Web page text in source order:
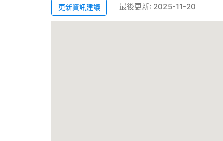
更新資訊建議 最後更新: 2025-11-20